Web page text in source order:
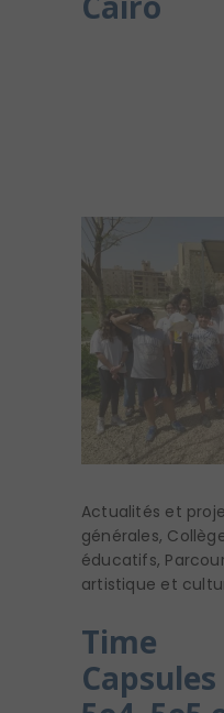
Actualités et
générales,
éducatifs,
artistique et
Time
Capsules